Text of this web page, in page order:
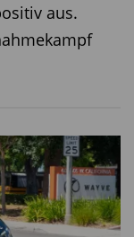
aus.